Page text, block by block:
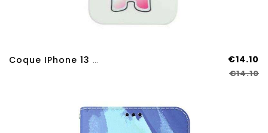
Coque IPhone 13 Pro Max Chat Fun 3D €14.10
€14.10